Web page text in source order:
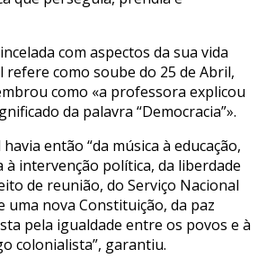
com aspectos da sua vida
refere como soube do 25 de Abril,
como «a professora explicou
da palavra “Democracia”».
então “da música à educação,
à intervenção política, da liberdade
de reunião, do Serviço Nacional
uma nova Constituição, da paz
pela igualdade entre os povos e à
colonialista”, garantiu.